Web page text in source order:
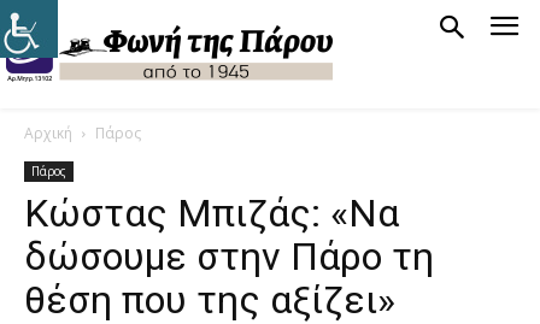
Αρχική Πάρος
Πάρος
Κώστας Μπιζάς: «Να
δώσουμε στην Πάρο τη
θέση που της αξίζει»